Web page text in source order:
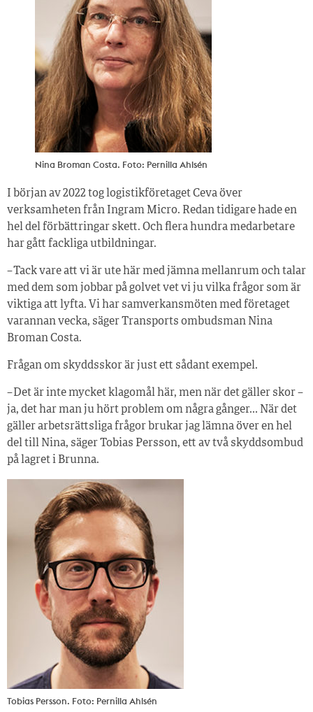
Nina Broman Costa. Foto: Pernilla Ahlsén
I början av 2022 tog logistikföretaget Ceva över
verksamheten från Ingram Micro. Redan tidigare hade en
hel del förbättringar skett. Och flera hundra med­arbetare
har gått fackliga utbildningar.
– Tack vare att vi är ute här med jämna mellanrum och talar
med dem som jobbar på golvet vet vi ju vilka frågor som är
viktiga att lyfta. Vi har samverkansmöten med företaget
varannan vecka, säger Transports ombudsman Nina
Broman Costa.
Frågan om skyddsskor är just ett sådant exempel.
– Det är inte mycket klagomål här, men när det gäller skor –
ja, det har man ju hört problem om några gånger… När det
gäller arbetsrättsliga frågor brukar jag lämna över en hel
del till Nina, säger Tobias Persson, ett av två skydds­ombud
på lagret i Brunna.
Tobias Persson. Foto: Pernilla Ahlsén